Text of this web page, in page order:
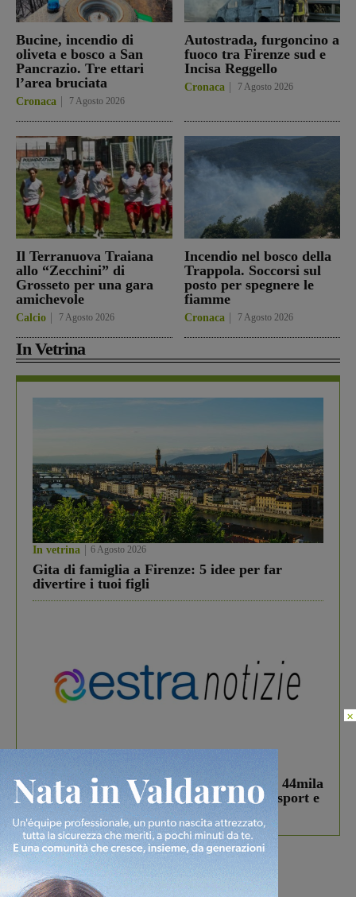
Bucine, incendio di
oliveta e bosco a San
Pancrazio. Tre ettari
l’area bruciata
Cronaca 7 Agosto 2026
Autostrada, furgoncino a
fuoco tra Firenze sud e
Incisa Reggello
Cronaca 7 Agosto 2026
Il Terranuova Traiana
allo “Zecchini” di
Grosseto per una gara
amichevole
Calcio 7 Agosto 2026
Incendio nel bosco della
Trappola. Soccorsi sul
posto per spegnere le
fiamme
Cronaca 7 Agosto 2026
In Vetrina
In vetrina 6 Agosto 2026
Gita di famiglia a Firenze: 5 idee per far
divertire i tuoi figli
Estra Notizie agosto: Smart Cities, oltre 44mila
studenti coinvolti, torna il bando per lo sport e
debutta il podcast Estrair
×